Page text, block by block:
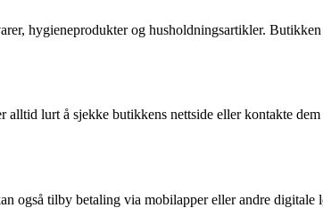
hygieneprodukter og husholdningsartikler.
lurt å sjekke butikkens nettside eller kontakte
også tilby betaling via mobilapper eller andre digitale